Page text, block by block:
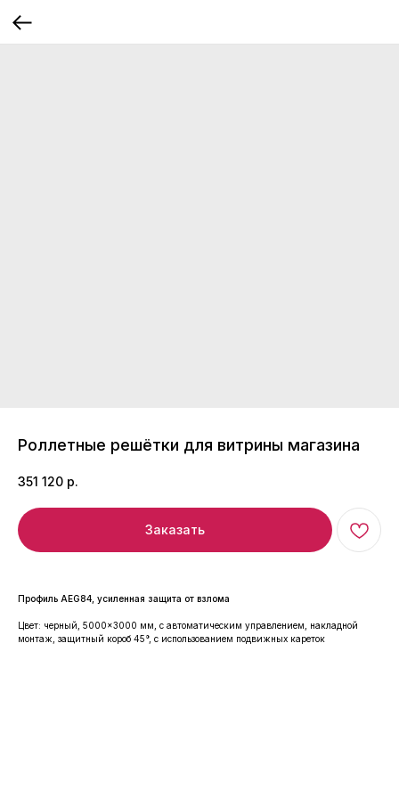
Роллетные решётки для витрины магазина
351 120 р.
Заказать
Профиль AEG84, усиленная защита от взлома
Цвет: черный, 5000×3000 мм, с автоматическим управлением, накладной
монтаж, защитный короб 45°, с использованием подвижных кареток